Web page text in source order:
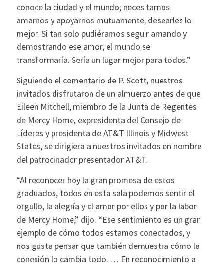
conoce la ciudad y el mundo; necesitamos
amarnos y apoyarnos mutuamente, desearles lo
mejor. Si tan solo pudiéramos seguir amando y
demostrando ese amor, el mundo se
transformaría. Sería un lugar mejor para todos.”
Siguiendo el comentario de P. Scott, nuestros
invitados disfrutaron de un almuerzo antes de que
Eileen Mitchell, miembro de la Junta de Regentes
de Mercy Home, expresidenta del Consejo de
Líderes y presidenta de AT&T Illinois y Midwest
States, se dirigiera a nuestros invitados en nombre
del patrocinador presentador AT&T.
“Al reconocer hoy la gran promesa de estos
graduados, todos en esta sala podemos sentir el
orgullo, la alegría y el amor por ellos y por la labor
de Mercy Home,” dijo. “Ese sentimiento es un gran
ejemplo de cómo todos estamos conectados, y
nos gusta pensar que también demuestra cómo la
conexión lo cambia todo. … En reconocimiento a